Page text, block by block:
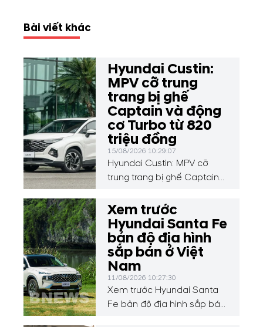
Bài viết khác
Hyundai Custin:
MPV cỡ trung
trang bị ghế
Captain và động
cơ Turbo từ 820
triệu đồng
15/08/2026 10:29:07
Hyundai Custin: MPV cỡ
trung trang bị ghế Captain
triệu đồng
Xem trước
Hyundai Santa Fe
bản độ địa hình
sắp bán ở Việt
Nam
11/08/2026 10:27:30
Xem trước Hyundai Santa
Fe bản độ địa hình sắp bán